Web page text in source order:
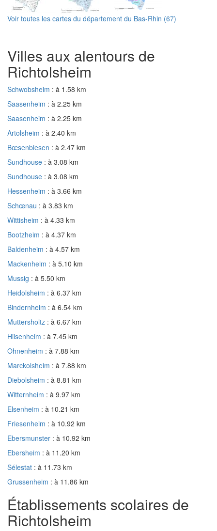
Voir toutes les cartes du département du Bas-Rhin (67)
Villes aux alentours de
Richtolsheim
Schwobsheim : à 1.58 km
Saasenheim : à 2.25 km
Saasenheim : à 2.25 km
Artolsheim : à 2.40 km
Bœsenbiesen : à 2.47 km
Sundhouse : à 3.08 km
Sundhouse : à 3.08 km
Hessenheim : à 3.66 km
Schœnau : à 3.83 km
Wittisheim : à 4.33 km
Bootzheim : à 4.37 km
Baldenheim : à 4.57 km
Mackenheim : à 5.10 km
Mussig : à 5.50 km
Heidolsheim : à 6.37 km
Bindernheim : à 6.54 km
Muttersholtz : à 6.67 km
Hilsenheim : à 7.45 km
Ohnenheim : à 7.88 km
Marckolsheim : à 7.88 km
Diebolsheim : à 8.81 km
Witternheim : à 9.97 km
Elsenheim : à 10.21 km
Friesenheim : à 10.92 km
Ebersmunster : à 10.92 km
Ebersheim : à 11.20 km
Sélestat : à 11.73 km
Grussenheim : à 11.86 km
Établissements scolaires de
Richtolsheim